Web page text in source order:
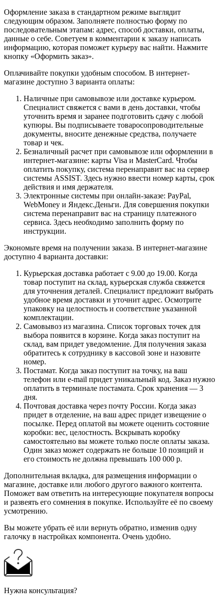
Оформление заказа в стандартном режиме выглядит
следующим образом. Заполняете полностью форму по
последовательным этапам: адрес, способ доставки, оплаты,
данные о себе. Советуем в комментарии к заказу написать
информацию, которая поможет курьеру вас найти. Нажмите
кнопку «Оформить заказ».
Оплачивайте покупки удобным способом. В интернет-
магазине доступно 3 варианта оплаты:
Наличные при самовывозе или доставке курьером.
Специалист свяжется с вами в день доставки, чтобы
уточнить время и заранее подготовить сдачу с любой
купюры. Вы подписываете товаросопроводительные
документы, вносите денежные средства, получаете
товар и чек.
Безналичный расчет при самовывозе или оформлении в
интернет-магазине: карты Visa и MasterCard. Чтобы
оплатить покупку, система перенаправит вас на сервер
системы ASSIST. Здесь нужно ввести номер карты, срок
действия и имя держателя.
Электронные системы при онлайн-заказе: PayPal,
WebMoney и Яндекс.Деньги. Для совершения покупки
система перенаправит вас на страницу платежного
сервиса. Здесь необходимо заполнить форму по
инструкции.
Экономьте время на получении заказа. В интернет-магазине
доступно 4 варианта доставки:
Курьерская доставка работает с 9.00 до 19.00. Когда
товар поступит на склад, курьерская служба свяжется
для уточнения деталей. Специалист предложит выбрать
удобное время доставки и уточнит адрес. Осмотрите
упаковку на целостность и соответствие указанной
комплектации.
Самовывоз из магазина. Список торговых точек для
выбора появится в корзине. Когда заказ поступит на
склад, вам придет уведомление. Для получения заказа
обратитесь к сотруднику в кассовой зоне и назовите
номер.
Постамат. Когда заказ поступит на точку, на ваш
телефон или e-mail придет уникальный код. Заказ нужно
оплатить в терминале постамата. Срок хранения — 3
дня.
Почтовая доставка через почту России. Когда заказ
придет в отделение, на ваш адрес придет извещение о
посылке. Перед оплатой вы можете оценить состояние
коробки: вес, целостность. Вскрывать коробку
самостоятельно вы можете только после оплаты заказа.
Один заказ может содержать не больше 10 позиций и
его стоимость не должна превышать 100 000 р.
Дополнительная вкладка, для размещения информации о
магазине, доставке или любого другого важного контента.
Поможет вам ответить на интересующие покупателя вопросы
и развеять его сомнения в покупке. Используйте её по своему
усмотрению.
Вы можете убрать её или вернуть обратно, изменив одну
галочку в настройках компонента. Очень удобно.
Нужна консультация?